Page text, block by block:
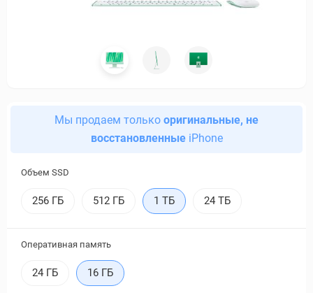
Мы продаем только оригинальные, не
восстановленныеiPhone
Объем SSD
256 ГБ 512 ГБ 1 ТБ 24 ТБ
Оперативная память
24 ГБ 16 ГБ